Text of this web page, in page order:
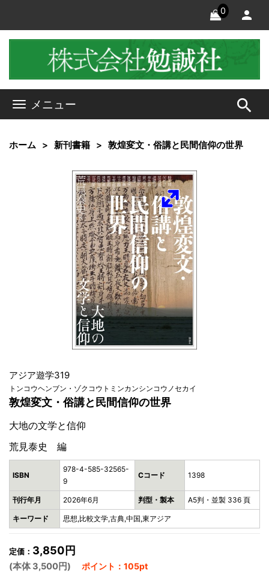
0
メニュー search
ホーム 新刊書籍 敦煌変文・俗講と民間信仰の世界
アジア遊学319
トンコウヘンブン・ゾクコウトミンカンシンコウノセカイ
敦煌変文・俗講と民間信仰の世界
大地の文学と信仰
荒見泰史 編
ISBN
978-4-585-32565-
9
Cコード 1398
刊行年月 2026年6月 判型・製本 A5判・並製 336 頁
キーワード 思想,比較文学,古典,中国,東アジア
定価： 3,850円
(本体 3,500円) ポイント：105pt